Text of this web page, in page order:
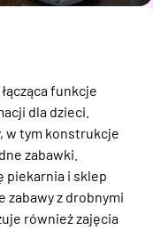
funkcje
dla dzieci.
w tym konstrukcje
zabawki.
piekarnia i sklep
zabawy z drobnymi
również zajęcia